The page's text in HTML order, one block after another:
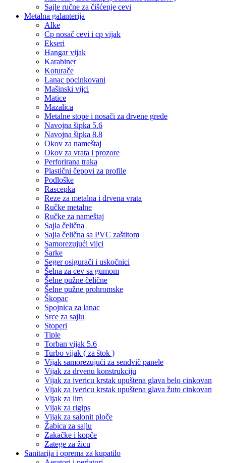
Sajle ručne za čišćenje cevi
Metalna galanterija
Alke
Cp nosač cevi i cp vijak
Ekseri
Hangar vijak
Karabiner
Koturače
Lanac pocinkovani
Mašinski vijci
Matice
Mazalica
Metalne stope i nosači za drvene grede
Navojna šipka 5.6
Navojna šipka 8.8
Okov za nameštaj
Okov za vrata i prozore
Perforirana traka
Plastični čepovi za profile
Podloške
Rascepka
Reze za metalna i drvena vrata
Ručke metalne
Ručke za nameštaj
Sajla čelična
Sajla čelična sa PVC zaštitom
Samorezujući vijci
Šarke
Seger osigurači i uskočnici
Šelna za cev sa gumom
Šelne pužne čelične
Šelne pužne prohromske
Škopac
Spojnica za lanac
Srce za sajlu
Stoperi
Tiple
Torban vijak 5.6
Turbo vijak ( za štok )
Vijak samorezujući za sendvič panele
Vijak za drvenu konstrukciju
Vijak za ivericu krstak upuštena glava belo cinkovan
Vijak za ivericu krstak upuštena glava žuto cinkovan
Vijak za lim
Vijak za rigips
Vijak za salonit ploče
Žabica za sajlu
Zakačke i kopče
Zatege za žicu
Sanitarija i oprema za kupatilo